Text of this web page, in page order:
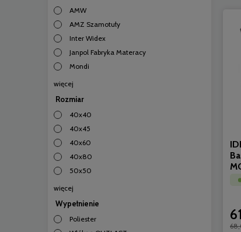
AMW
AMZ Szamotuły
Inter Widex
Janpol Fabryka Materacy
Mondi
więcej
Rozmiar
40x40
40x45
40x60
40x80
50x50
więcej
Wypełnienie
Poliester